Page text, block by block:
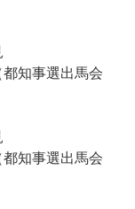
知事選出馬会
知事選出馬会